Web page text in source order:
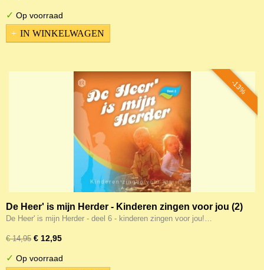
✓ Op voorraad
IN WINKELWAGEN
-13%
De Heer' is mijn Herder - Kinderen zingen voor jou (2)
De Heer' is mijn Herder - deel 6 - kinderen zingen voor jou!…
€ 14,95 € 12,95
✓ Op voorraad